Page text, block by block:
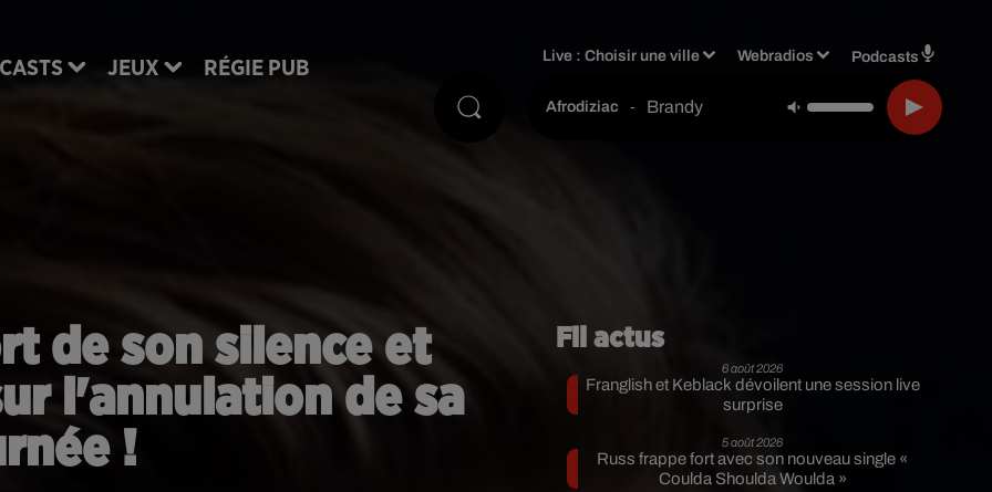
JEUX RÉGIE PUB
Live :Choisir une ville Webradios Podcasts
Afrodiziac - Brandy
de son silence et
l'annulation de sa
!
Fil actus
6 août 2026
Franglish et Keblack dévoilent une session live
surprise
5 août 2026
Russ frappe fort avec son nouveau single «
Coulda Shoulda Woulda »